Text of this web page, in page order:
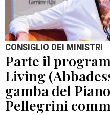
CONSIGLIO DEI MINISTRI
Parte il
Living
gamba del
Pellegrini